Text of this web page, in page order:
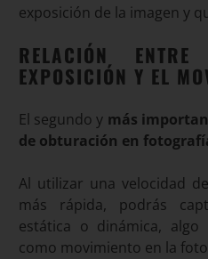
exposición de la imagen y
RELACIÓN
EXPOSICIÓN Y EL
El segundo y más
de obturación en
Al utilizar una velocidad
más rápida, podrás
estática o dinámica,
como movimiento en la